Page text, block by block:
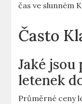
čas ve slunném
Často
Jaké
letenek
Průměrné ceny